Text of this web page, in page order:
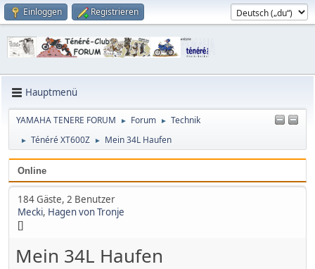
Einloggen Registrieren
Hauptmenü
YAMAHA TENERE FORUM ► Forum ► Technik
► Ténéré XT600Z ► Mein 34L Haufen
Online
184 Gäste, 2 Benutzer
Mecki, Hagen von Tronje
[]
Mein 34L Haufen